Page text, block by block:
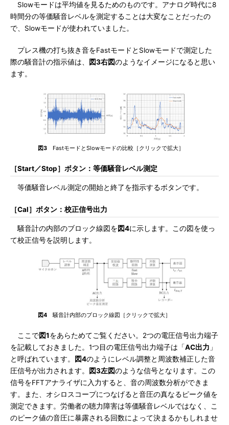
Slowモードは平均値を見るためのものです。アナログ時代に8
時間分の等価騒音レベルを測定することは大変なことだったの
で、Slowモードが使われていました。
プレス機の打ち抜き音をFastモードとSlowモードで測定した
際の騒音計の指示値は、
図3右図のようなイメージになると思い
ます。
図3 FastモードとSlowモードの比較［クリックで拡大］
［Start／Stop］ボタン：等価騒音レベル測定
等価騒音レベル測定の開始と終了を指示するボタンです。
［Cal］ボタン：校正信号出力
騒音計の内部のブロック線図を図4に示します。この図を使っ
て校正信号を説明します。
図4 騒音計内部のブロック線図［クリックで拡大］
ここで図1をあらためてご覧ください。2つの電圧信号出力端子
を記載しておきました。1つ目の電圧信号出力端子は「AC出力 」
と呼ばれています。
図4のようにレベル調整と周波数補正した音
圧信号が出力されます。
図3左図のような信号となります。この
信号をFFTアナライザに入力すると、音の周波数分析ができま
す。また、オシロスコープにつなげると音圧の真なるピーク値を
測定できます。労働者の聴力障害は等価騒音レベルではなく、こ
のピーク値の音圧に暴露される回数によって決まるかもしれませ